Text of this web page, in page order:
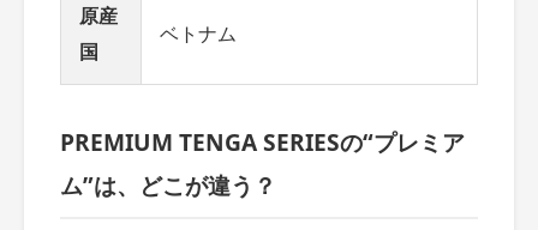
原産
国
ベトナム
PREMIUM TENGA SERIESの“プレミア
ム”は、どこが違う？